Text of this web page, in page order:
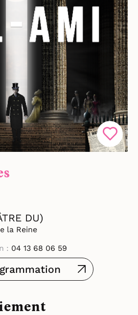
DU)
la Reine
: 04 13 68 06 59